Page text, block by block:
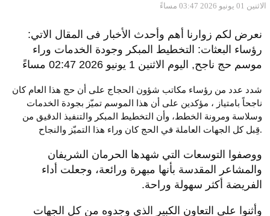
الاثنين 01 يونيو 2026 03:47 مساءً
نعرض لكم زوارنا أهم وأحدث الأخبار فى المقال الاتي:
رؤساء البعثات: التخطيط المبكر وجودة الخدمات وراء
موسم حج ناجح, اليوم الاثنين 1 يونيو 2026 02:47 مساءً
شدد عدد من رؤساء مكاتب شؤون الحجاج على أن حج هذا العام كان
ناجحاً بامتياز ، مؤكدين على أن هذا الموسم تميّز بجودة الخدمات
وسلاسة ومرونة الخطط، وأن التخطيط المبكر والتنفيذ الدقيق من
قِبل كل الجهات العاملة في الحج كان وراء هذا التميّز والنجاح.
ووصفوا التوسعات التي شهدها الحرمان الشريفان
والمشاعر المقدسة بأنها مبهرة ورائعة، وجعلت أداء
الفريضة أكثر سهولة وراحة.
وأثنوا على التعاون الكبير الذي وجدوه من كل الجهات